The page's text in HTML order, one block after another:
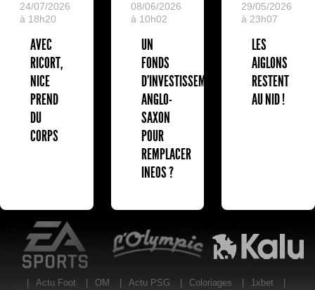
24/07/2026
à 18h20
AVEC
RICORT,
NICE
PREND
DU
CORPS
08/06/2026
à 10h02
UN
FONDS
D'INVESTISSEMENT
ANGLO-
SAXON
POUR
REMPLACER
INEOS ?
29/05/2026
à 23h07
LES
AIGLONS
RESTENT
AU NID !
EA Sports
Actu Foot OM Actu PSG Coloriages 1xbet